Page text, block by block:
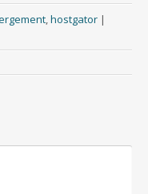
, hostgator |